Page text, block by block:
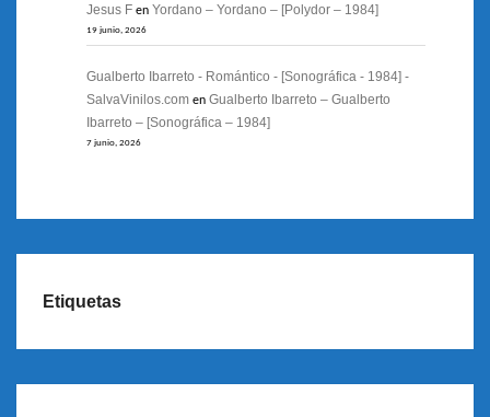
Jesus F en Yordano – Yordano – [Polydor – 1984]
19 junio, 2026
Gualberto Ibarreto - Romántico - [Sonográfica - 1984] -
SalvaVinilos.com en Gualberto Ibarreto – Gualberto
Ibarreto – [Sonográfica – 1984]
7 junio, 2026
Etiquetas